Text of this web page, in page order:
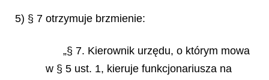
5) § 7 otrzymuje brzmienie:
„§ 7. Kierownik urzędu, o którym mowa
w § 5 ust. 1, kieruje funkcjonariusza na